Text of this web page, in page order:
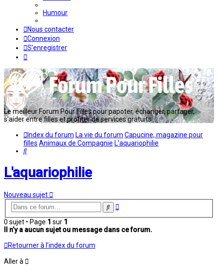
Humour
Nous contacter
Connexion
S’enregistrer
Le meilleur Forum Pour Filles pour papoter, échanger, partager,
s'aider entre filles et profiter de services gratuits...
Index du forum La vie du forum Capucine, magazine pour
filles Animaux de Compagnie L'aquariophilie
Rechercher
L'aquariophilie
Nouveau sujet
Rechercher
Recherche
0 sujet • Page 1 sur 1
Il n’y a aucun sujet ou message dans ce forum.
Retourner à l’index du forum
Aller à